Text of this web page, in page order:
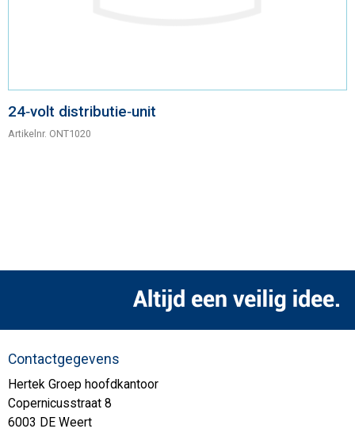
24‑volt distributie‑unit
Artikelnr. ONT1020
Contactgegevens
Hertek Groep hoofdkantoor
Copernicusstraat 8
6003 DE Weert